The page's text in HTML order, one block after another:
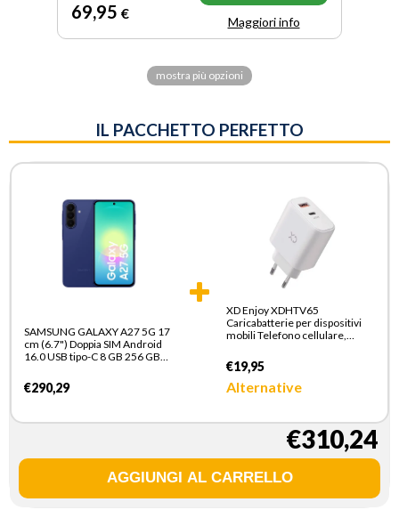
69,95 € Maggiori info
mostra più opzioni
IL PACCHETTO PERFETTO
SAMSUNG GALAXY A27 5G 17
cm (6.7") Doppia SIM Android
16.0 USB tipo-C 8 GB 256 GB
€290,29
XD Enjoy XDHTV65
Caricabatterie per dispositivi
mobili Telefono cellulare,
Ricarica rapida Interno
€19,95
Alternative
€310,24